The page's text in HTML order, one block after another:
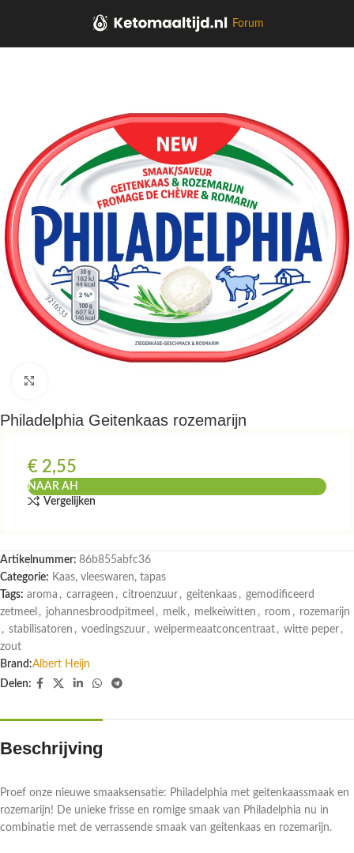
Forum
Philadelphia Geitenkaas rozemarijn
€ 2,55
NAAR AH
Vergelijken
Artikelnummer: 86b855abfc36
Categorie: Kaas, vleeswaren, tapas
Tags: aroma , carrageen , citroenzuur , geitenkaas , gemodificeerd
zetmeel , johannesbroodpitmeel , melk , melkeiwitten , room , rozemarijn
, stabilisatoren , voedingszuur , weipermeaatconcentraat , witte peper ,
zout
Brand:Albert Heijn
Delen:
Beschrijving
Proef onze nieuwe smaaksensatie: Philadelphia met geitenkaassmaak en
rozemarijn! De unieke frisse en romige smaak van Philadelphia nu in
combinatie met de verrassende smaak van geitenkaas en rozemarijn.